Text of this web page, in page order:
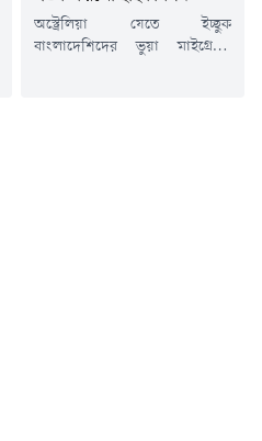
অস্ট্রেলিয়া যেতে ইচ্ছুক
বাংলাদেশিদের ভুয়া মাইগ্রেশন